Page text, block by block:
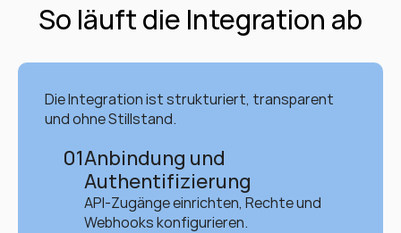
So läuft die Integration ab
Die Integration ist strukturiert, transparent
und ohne Stillstand.
01Anbindung und
Authentifizierung
API-Zugänge einrichten, Rechte und
Webhooks konfigurieren.